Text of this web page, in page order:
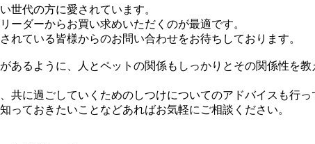
世代の方に愛されています。
ーダーからお買い求めいただくのが最適です。
ている皆様からのお問い合わせをお待ちしております。
あるように、人とペットの関係もしっかりとその関係性を
に過ごしていくためのしつけについてのアドバイスも行っ
っておきたいことなどあればお気軽にご相談ください。